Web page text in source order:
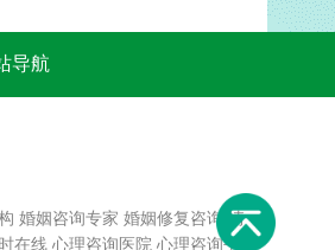
导航
婚姻咨询专家 婚姻修复咨询 情
在线 心理咨询医院 心理咨询平